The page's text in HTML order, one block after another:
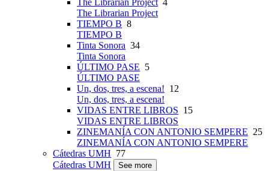
The Librarian Project 4
The Librarian Project
TIEMPO B 8
TIEMPO B
Tinta Sonora 34
Tinta Sonora
ÚLTIMO PASE 5
ÚLTIMO PASE
Un, dos, tres, a escena! 12
Un, dos, tres, a escena!
VIDAS ENTRE LIBROS 15
VIDAS ENTRE LIBROS
ZINEMANÍA CON ANTONIO SEMPERE 25
ZINEMANÍA CON ANTONIO SEMPERE
Cátedras UMH 77
Cátedras UMH
See more